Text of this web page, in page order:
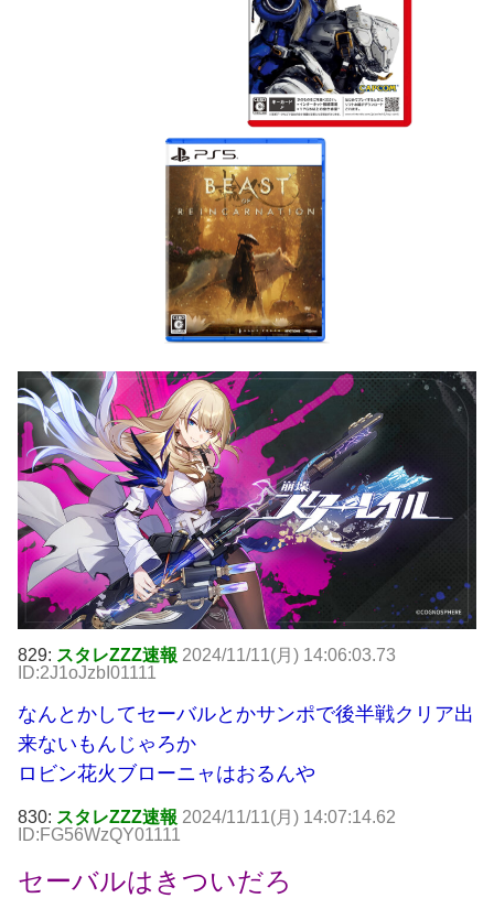
829: スタレZZZ速報 2024/11/11(月) 14:06:03.73
ID:2J1oJzbI01111
なんとかしてセーバルとかサンポで後半戦クリア出
来ないもんじゃろか
ロビン花火ブローニャはおるんや
830: スタレZZZ速報 2024/11/11(月) 14:07:14.62
ID:FG56WzQY01111
セーバルはきついだろ